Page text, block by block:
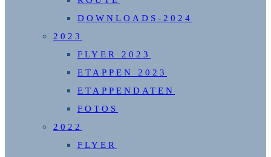
DOWNLOADS-2024
2023
FLYER 2023
ETAPPEN 2023
ETAPPENDATEN
FOTOS
2022
FLYER